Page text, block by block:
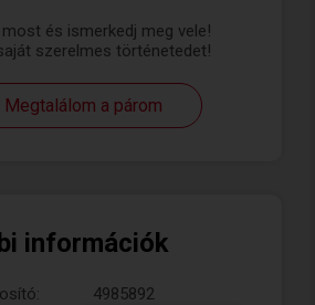
és ismerkedj meg vele!
szerelmes történetedet!
Megtalálom a párom
információk
4985892